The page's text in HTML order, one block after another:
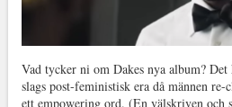
Vad tycker ni om Dakes nya album?
slags post-feministisk era då männen
ett empowering ord. (En välskriven och